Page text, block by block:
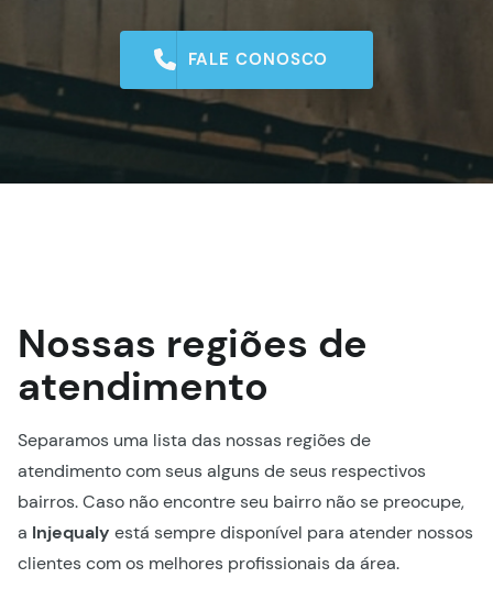
FALE CONOSCO
Nossas regiões de
atendimento
Separamos uma lista das nossas regiões de
atendimento com seus alguns de seus respectivos
bairros. Caso não encontre seu bairro não se preocupe,
a Injequaly está sempre disponível para atender nossos
clientes com os melhores profissionais da área.